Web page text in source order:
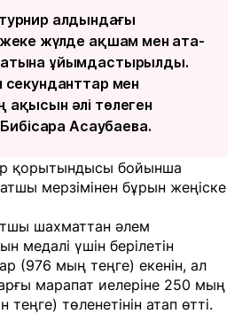
алдындағы
жүлде ақшам мен ата-
ұйымдастырылды.
мен
әлі төлеген
Асаубаева.
қорытындысы бойынша
мерзімінен бұрын жеңіске
шахматтан әлем
медалі үшін берілетін
(976 мың теңге) екенін, ал
марапат иелеріне 250 мың
төленетінін атап өтті.